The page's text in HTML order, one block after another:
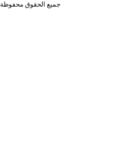
جميع الحقوق محفوظة